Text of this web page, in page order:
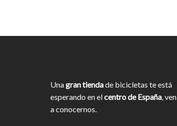
Unagran tiendade bicicletas te está
esperando en elcentro de España, ven
a conocernos.